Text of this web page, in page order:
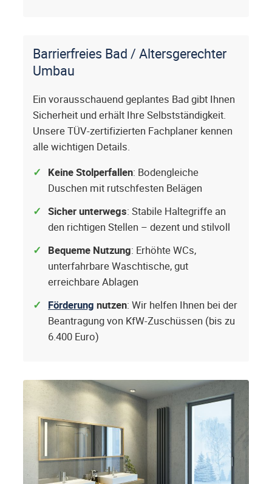
Barrierfreies Bad / Altersgerechter
Umbau
Ein vorausschauend geplantes Bad gibt Ihnen
Sicherheit und erhält Ihre Selbstständigkeit.
Unsere TÜV-zertifizierten Fachplaner kennen
alle wichtigen Details.
Keine Stolperfallen: Bodengleiche
Duschen mit rutschfesten Belägen
Sicher unterwegs: Stabile Haltegriffe an
den richtigen Stellen – dezent und stilvoll
Bequeme Nutzung: Erhöhte WCs,
unterfahrbare Waschtische, gut
erreichbare Ablagen
Förderung nutzen: Wir helfen Ihnen bei der
Beantragung von KfW-Zuschüssen (bis zu
6.400 Euro)